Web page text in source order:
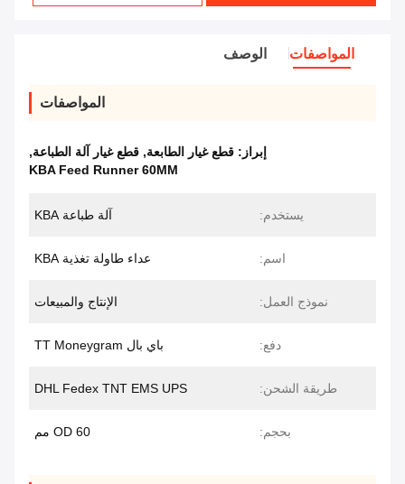
المواصفات الوصف
المواصفات
إبراز: قطع غيار الطابعة, قطع غيار آلة الطباعة,
KBA Feed Runner 60MM
يستخدم: آلة طباعة KBA
اسم: عداء طاولة تغذية KBA
نموذج العمل: الإنتاج والمبيعات
دفع: باي بال TT Moneygram
طريقة الشحن: DHL Fedex TNT EMS UPS
بحجم: OD 60 مم